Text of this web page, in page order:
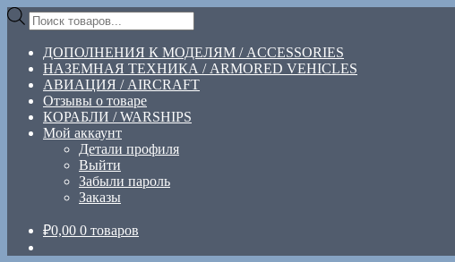
Перейти
навигации
Перейти
содержимому
Поиск
товаров
ДОПОЛНЕНИЯ К МОДЕЛЯМ / ACCESSORIES
НАЗЕМНАЯ ТЕХНИКА / ARMORED VEHICLES
АВИАЦИЯ / AIRCRAFT
Отзывы о товаре
КОРАБЛИ / WARSHIPS
Мой аккаунт
Детали профиля
Выйти
Забыли пароль
Заказы
₽0,00 0 товаров